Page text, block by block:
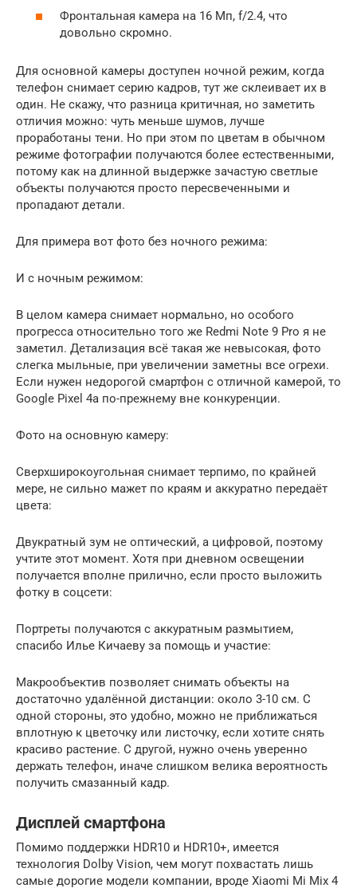
Фронтальная камера на 16 Мп, f/2.4, что
довольно скромно.
Для основной камеры доступен ночной режим, когда
телефон снимает серию кадров, тут же склеивает их в
один. Не скажу, что разница критичная, но заметить
отличия можно: чуть меньше шумов, лучше
проработаны тени. Но при этом по цветам в обычном
режиме фотографии получаются более естественными,
потому как на длинной выдержке зачастую светлые
объекты получаются просто пересвеченными и
пропадают детали.
Для примера вот фото без ночного режима:
И с ночным режимом:
В целом камера снимает нормально, но особого
прогресса относительно того же Redmi Note 9 Pro я не
заметил. Детализация всё такая же невысокая, фото
слегка мыльные, при увеличении заметны все огрехи.
Если нужен недорогой смартфон с отличной камерой, то
Google Pixel 4a по-прежнему вне конкуренции.
Фото на основную камеру:
Сверхширокоугольная снимает терпимо, по крайней
мере, не сильно мажет по краям и аккуратно передаёт
цвета:
Двукратный зум не оптический, а цифровой, поэтому
учтите этот момент. Хотя при дневном освещении
получается вполне прилично, если просто выложить
фотку в соцсети:
Портреты получаются с аккуратным размытием,
спасибо Илье Кичаеву за помощь и участие:
Макрообъектив позволяет снимать объекты на
достаточно удалённой дистанции: около 3-10 см. С
одной стороны, это удобно, можно не приближаться
вплотную к цветочку или листочку, если хотите снять
красиво растение. С другой, нужно очень уверенно
держать телефон, иначе слишком велика вероятность
получить смазанный кадр.
Дисплей смартфона
Помимо поддержки HDR10 и HDR10+, имеется
технология Dolby Vision, чем могут похвастать лишь
самые дорогие модели компании, вроде Xiaomi Mi Mix 4